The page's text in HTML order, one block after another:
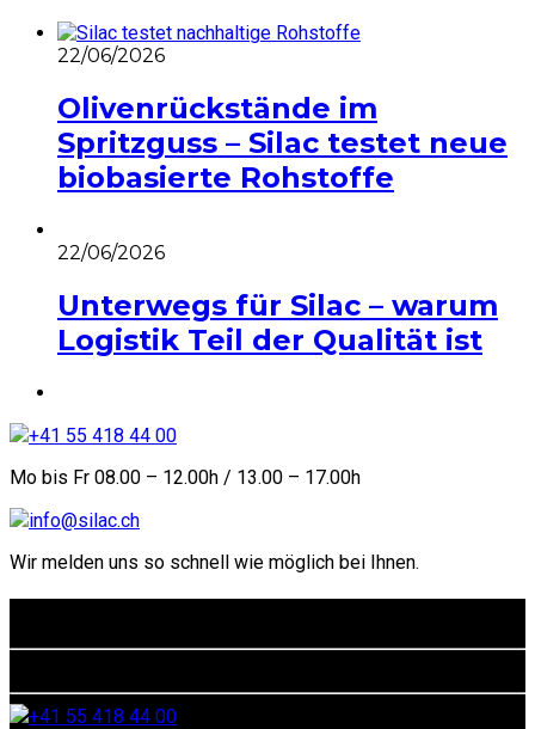
22/06/2026
Olivenrückstände im
Spritzguss – Silac testet neue
biobasierte Rohstoffe
22/06/2026
Unterwegs für Silac – warum
Logistik Teil der Qualität ist
+41 55 418 44 00
Mo bis Fr 08.00 – 12.00h / 13.00 – 17.00h
info@silac.ch
Wir melden uns so schnell wie möglich bei Ihnen.
+41 55 418 44 00